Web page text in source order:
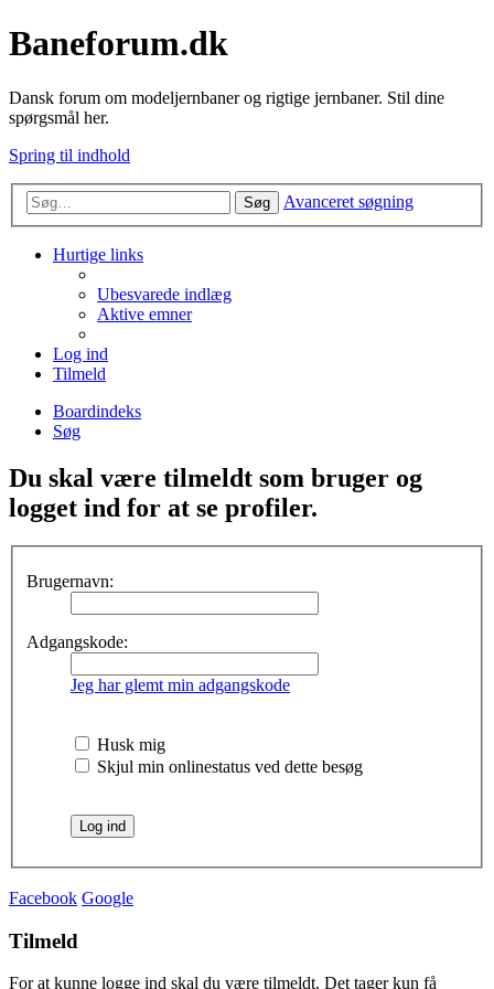
Baneforum.dk
Dansk forum om modeljernbaner og rigtige jernbaner. Stil dine
spørgsmål her.
Spring til indhold
Søg Avanceret søgning
Hurtige links
Ubesvarede indlæg
Aktive emner
Log ind
Tilmeld
Boardindeks
Søg
Du skal være tilmeldt som bruger og
logget ind for at se profiler.
Brugernavn:
Adgangskode:
Jeg har glemt min adgangskode
Husk mig
Skjul min onlinestatus ved dette besøg
Facebook Google
Tilmeld
For at kunne logge ind skal du være tilmeldt. Det tager kun få